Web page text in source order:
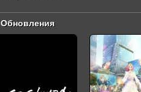
Обновления